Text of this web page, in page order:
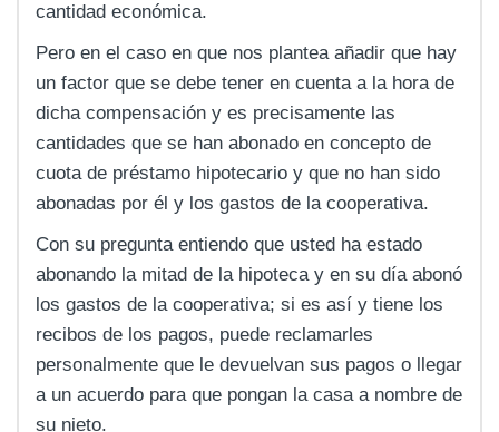
cantidad económica.
Pero en el caso en que nos plantea añadir que hay
un factor que se debe tener en cuenta a la hora de
dicha compensación y es precisamente las
cantidades que se han abonado en concepto de
cuota de préstamo hipotecario y que no han sido
abonadas por él y los gastos de la cooperativa.
Con su pregunta entiendo que usted ha estado
abonando la mitad de la hipoteca y en su día abonó
los gastos de la cooperativa; si es así y tiene los
recibos de los pagos, puede reclamarles
personalmente que le devuelvan sus pagos o llegar
a un acuerdo para que pongan la casa a nombre de
su nieto.